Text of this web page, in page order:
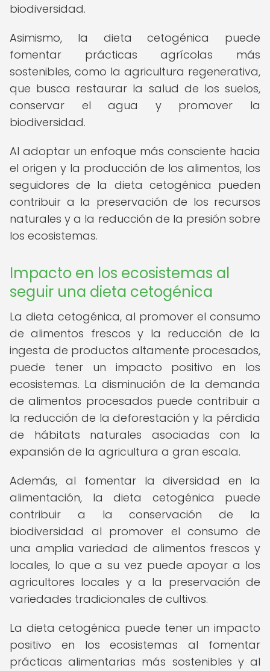
biodiversidad.
Asimismo, la dieta cetogénica puede
fomentar prácticas agrícolas más
sostenibles, como la agricultura regenerativa,
que busca restaurar la salud de los suelos,
conservar el agua y promover la
biodiversidad.
Al adoptar un enfoque más consciente hacia
el origen y la producción de los alimentos, los
seguidores de la dieta cetogénica pueden
contribuir a la preservación de los recursos
naturales y a la reducción de la presión sobre
los ecosistemas.
Impacto en los ecosistemas al
seguir una dieta cetogénica
La dieta cetogénica, al promover el consumo
de alimentos frescos y la reducción de la
ingesta de productos altamente procesados,
puede tener un impacto positivo en los
ecosistemas. La disminución de la demanda
de alimentos procesados puede contribuir a
la reducción de la deforestación y la pérdida
de hábitats naturales asociadas con la
expansión de la agricultura a gran escala.
Además, al fomentar la diversidad en la
alimentación, la dieta cetogénica puede
contribuir a la conservación de la
biodiversidad al promover el consumo de
una amplia variedad de alimentos frescos y
locales, lo que a su vez puede apoyar a los
agricultores locales y a la preservación de
variedades tradicionales de cultivos.
La dieta cetogénica puede tener un impacto
positivo en los ecosistemas al fomentar
prácticas alimentarias más sostenibles y al